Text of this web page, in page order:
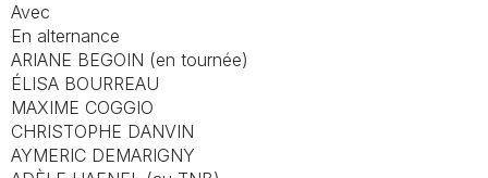
Avec
En alternance
ARIANE BEGOIN (en tournée)
ÉLISA BOURREAU
MAXIME COGGIO
CHRISTOPHE DANVIN
AYMERIC DEMARIGNY